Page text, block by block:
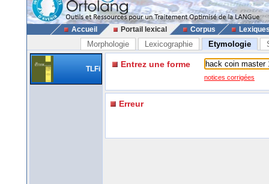
Accueil Portail lexical Corpus
Morphologie Lexicographie Etymologie
TLFi Entrez une forme
notices corrigées
Erreur